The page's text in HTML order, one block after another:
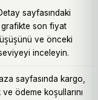
sayfasındaki
grafikte son fiyat
ve önceki
inceleyin.
sayfasında kargo,
ödeme koşullarını